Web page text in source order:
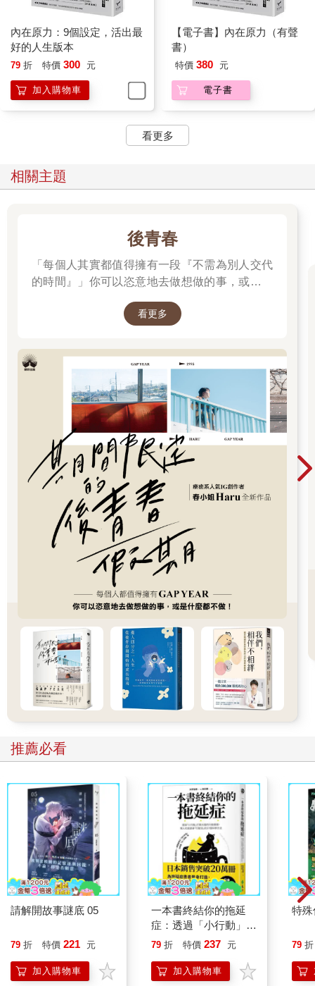
內在原力：9個設定，活出最
好的人生版本
79 折 特價 300 元
加入購物車
【電子書】內在原力（有聲
書）
特價 380 元
電子書
看更多
相關主題
後青春
「每個人其實都值得擁有一段『不需為別人交代
的時間』」你可以恣意地去做想做的事，或是什
看更多
推薦必看
請解開故事謎底 05
79 折 特價 221 元
加入購物車
一本書終結你的拖延
症：透過「小行動」打
開大腦的行動開關，懶
的37個科學方法
79 折 特價 237 元
加入購物車
特
79 折